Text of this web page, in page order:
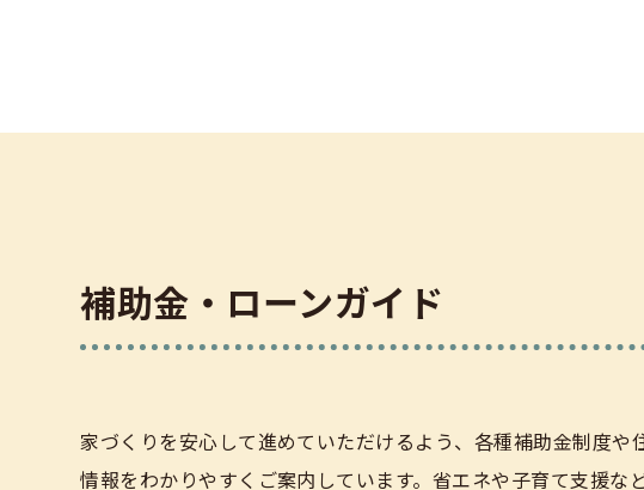
補助金・ローンガイド
家づくりを安心して進めていただけるよう、各種補助金制度や
情報をわかりやすくご案内しています。省エネや子育て支援な